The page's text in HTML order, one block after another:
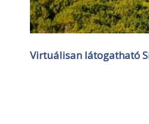
Virtuálisan látogatható